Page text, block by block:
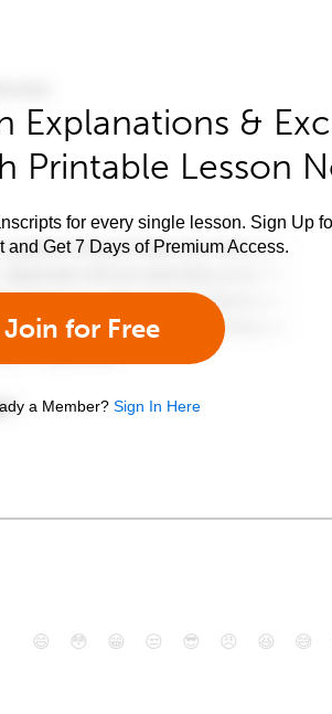
Explanations &
Printable Lesson
for every single lesson. Sign Up
and Get 7 Days of Premium Access.
Join for Free
a Member? Sign In Here
😄 😳 😁 😒 😎 😠 😆 😅